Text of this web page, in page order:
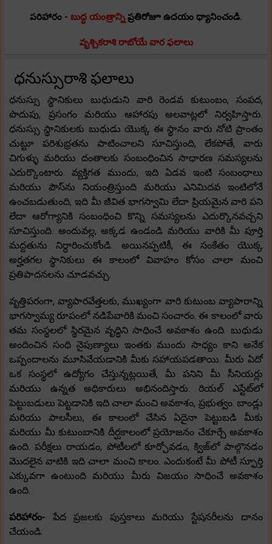
పరిహారం - బుద్ధ యంత్రాన్నిప్రతిరోజూ ఉదయం ధ్యానించండి.
వృశ్చికరాశి రాబోయే వార ఫలాలు
ధనుస్సురాశి ఫలాలు
ధనుస్సు స్థానికులు బుధుడుని వారి రెండవ కుటుంబం, సంపద,
పొదుపు, ప్రసంగం మరియు ఆహారపు అలవాట్లలో నిర్వహిస్తారు.
ధనుస్సు స్థానికులకు బుధుడు యొక్క ఈ స్థానం వారు నోటి ప్రాంతం
చుట్టూ పరిశుభ్రతను పాటించాలని సూచిస్తుంది, లేకపోతే, వారు
చిగుళ్ళు మరియు దంతాలకు సంబంధించిన సాధారణ సమస్యలను
ఎదుర్కొంటారు. వ్యక్తిగత ముందు, ఇది ఏడవ ఇంటి సంబంధాలు
మరియు పౌస్‌ను నియంత్రిస్తుంది మరియు ఎనిమిదవ ఇంటిలోనే
ఉంచబడుతుంది, ఇది మీ జీవిత భాగస్వామి లేదా ప్రియమైన వారి పని
లేదా ఆరోగ్యానికి సంబంధించి కొన్ని సమస్యలను ఎదుర్కొనవచ్చని
సూచిస్తుంది. అందువల్ల, అక్కడ ఉండండి మరియు వారికి మీ పూర్తి
మద్దతును నిర్ధారించుకోండి. అయినప్పటికీ, ఈ సంకేతం యొక్క
అర్హతగల స్థానికులు ఈ కాలంలో వివాహం కోసం చాలా మంచి
ప్రతిపాదనలను చూడవచ్చు.
వృత్తిపరంగా, వ్యాపారవేత్తలకు, ముఖ్యంగా వారి కుటుంబ వ్యాపారాన్ని
భాగస్వామ్య రూపంలో నడిపేవారికి మంచి సంచారం. ఈ కాలంలో వారు
తమ సంస్థలలో స్థిరమైన వృద్ధిని సాధించే అవకాశం ఉంది. బుధుడు
అందించిన సంధి నైపుణ్యాలు ఇంతకు ముందు సాధ్యం కాని అనేక
ఒప్పందాలను మూసివేయడానికి మీకు సహాయపడతాయి. మీరు ఏదో
ఒక సంస్థలో ఉద్యోగం చేస్తున్నట్లయితే, మీ పనిని మీ సీనియర్లు
మరియు ఉన్నత అధికారులు అభినందిస్తారు. రియల్ ఎస్టేట్‌లో
పెట్టుబడులు పెట్టడానికి ఇది చాలా మంచి అవకాశం, ప్రభుత్వం. బాండ్లు
మరియు పాలసీలు, ఈ కాలంలో చేసిన ఏదైనా పెట్టుబడి మీకు
మరియు మీ కుటుంబానికి దీర్ఘకాలంలో ప్రయోజనం చేకూర్చే అవకాశం
ఉంది. పరీక్షలు రాయడం, పోటీలలో కూర్చోవడం, క్విజ్‌లో పాల్గొనడం
మొదలైన వాటికి ఇది చాలా మంచి కాలం. ఎందుకంటే మీ పోటీ స్ఫూర్తి
ఎక్కువగా ఉంటుంది మరియు మీరు విజయం సాధించే అవకాశం
ఉంది.
పరిహారం- పేద ప్రజలకు పుస్తకాలు మరియు స్టేషనరీలను దానం
చేయండి.